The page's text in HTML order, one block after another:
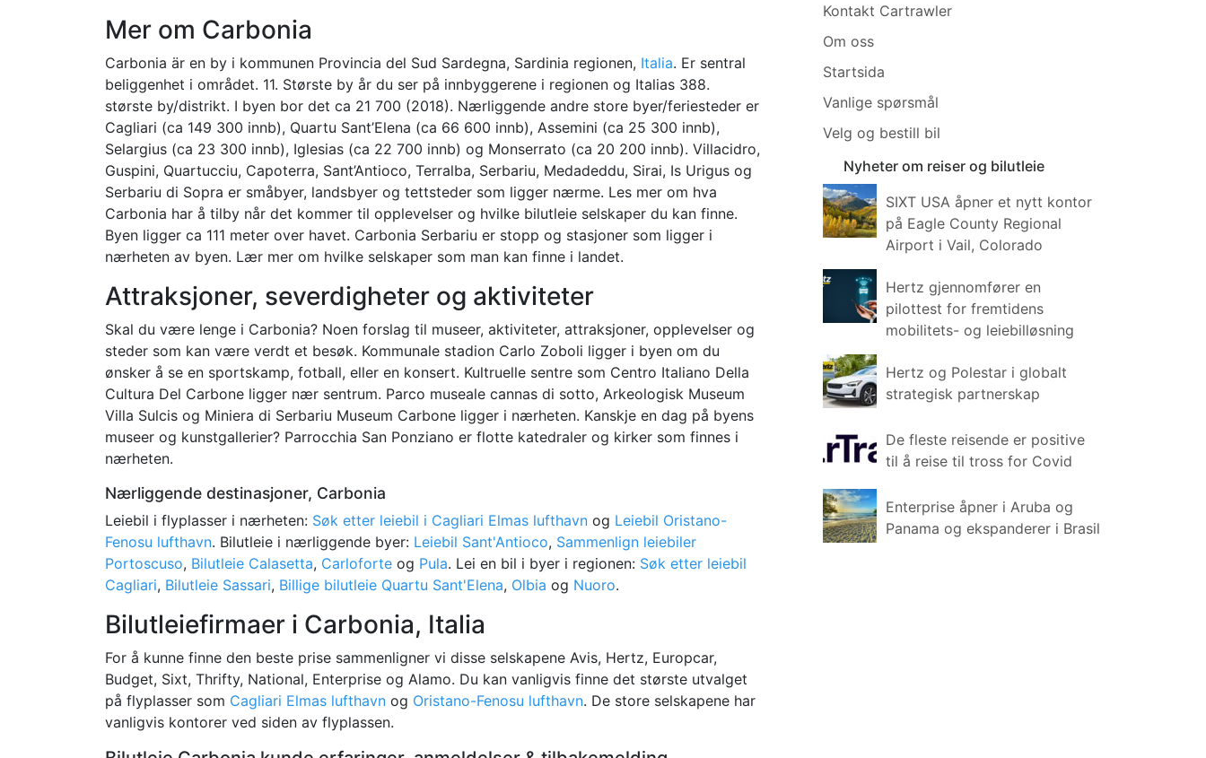
Mer om Carbonia
Carbonia är en by i kommunen Provincia del Sud Sardegna, Sardinia regionen, Italia. Er sentral
beliggenhet i området. 11. Største by år du ser på innbyggerene i regionen og Italias 388.
største by/distrikt. I byen bor det ca 21 700 (2018). Nærliggende andre store byer/feriesteder er
Cagliari (ca 149 300 innb), Quartu Sant’Elena (ca 66 600 innb), Assemini (ca 25 300 innb),
Selargius (ca 23 300 innb), Iglesias (ca 22 700 innb) og Monserrato (ca 20 200 innb). Villacidro,
Guspini, Quartucciu, Capoterra, Sant’Antioco, Terralba, Serbariu, Medadeddu, Sirai, Is Urigus og
Serbariu di Sopra er småbyer, landsbyer og tettsteder som ligger nærme. Les mer om hva
Carbonia har å tilby når det kommer til opplevelser og hvilke bilutleie selskaper du kan finne.
Byen ligger ca 111 meter over havet. Carbonia Serbariu er stopp og stasjoner som ligger i
nærheten av byen. Lær mer om hvilke selskaper som man kan finne i landet.
Attraksjoner, severdigheter og aktiviteter
Skal du være lenge i Carbonia? Noen forslag til museer, aktiviteter, attraksjoner, opplevelser og
steder som kan være verdt et besøk. Kommunale stadion Carlo Zoboli ligger i byen om du
ønsker å se en sportskamp, fotball, eller en konsert. Kultruelle sentre som Centro Italiano Della
Cultura Del Carbone ligger nær sentrum. Parco museale cannas di sotto, Arkeologisk Museum
Villa Sulcis og Miniera di Serbariu Museum Carbone ligger i nærheten. Kanskje en dag på byens
museer og kunstgallerier? Parrocchia San Ponziano er flotte katedraler og kirker som finnes i
nærheten.
Nærliggende destinasjoner, Carbonia
Leiebil i flyplasser i nærheten: Søk etter leiebil i Cagliari Elmas lufthavn og Leiebil Oristano-
Fenosu lufthavn. Bilutleie i nærliggende byer: Leiebil Sant'Antioco, Sammenlign leiebiler
Portoscuso, Bilutleie Calasetta, Carloforte og Pula. Lei en bil i byer i regionen: Søk etter leiebil
Cagliari, Bilutleie Sassari, Billige bilutleie Quartu Sant'Elena, Olbia og Nuoro.
Bilutleiefirmaer i Carbonia, Italia
For å kunne finne den beste prise sammenligner vi disse selskapene Avis, Hertz, Europcar,
Budget, Sixt, Thrifty, National, Enterprise og Alamo. Du kan vanligvis finne det største utvalget
på flyplasser som Cagliari Elmas lufthavn og Oristano-Fenosu lufthavn. De store selskapene har
vanligvis kontorer ved siden av flyplassen.
Kontakt Cartrawler
Om oss
Startsida
Vanlige spørsmål
Velg og bestill bil
Nyheter om reiser og bilutleie
SIXT USA åpner et nytt kontor
på Eagle County Regional
Airport i Vail, Colorado
Hertz gjennomfører en
pilottest for fremtidens
mobilitets- og leiebilløsning
Hertz og Polestar i globalt
strategisk partnerskap
De fleste reisende er positive
til å reise til tross for Covid
Enterprise åpner i Aruba og
Panama og ekspanderer i Brasil